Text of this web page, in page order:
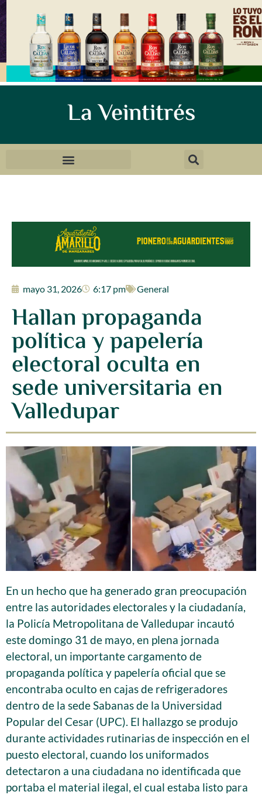
La Veintitrés
mayo 31, 2026 6:17 pm General
Hallan propaganda
política y papelería
electoral oculta en
sede universitaria en
Valledupar
En un hecho que ha generado gran preocupación
entre las autoridades electorales y la ciudadanía,
la Policía Metropolitana de Valledupar incautó
este domingo 31 de mayo, en plena jornada
electoral, un importante cargamento de
propaganda política y papelería oficial que se
encontraba oculto en cajas de refrigeradores
dentro de la sede Sabanas de la Universidad
Popular del Cesar (UPC). El hallazgo se produjo
durante actividades rutinarias de inspección en el
puesto electoral, cuando los uniformados
detectaron a una ciudadana no identificada que
portaba el material ilegal, el cual estaba listo para